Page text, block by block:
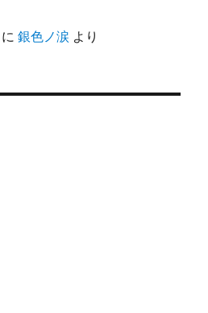
に銀色ノ涙 より